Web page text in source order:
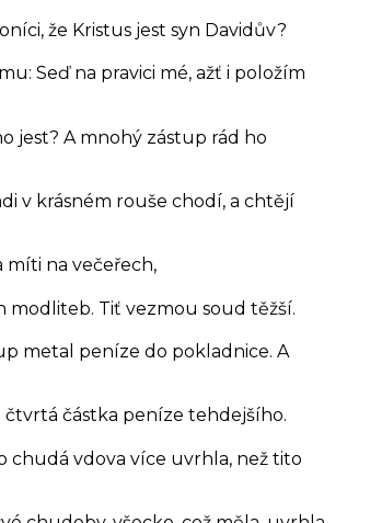
že Kristus jest syn Davidův?
Seď na pravici mé, ažť i položím
jest? A mnohý zástup rád ho
v krásném rouše chodí, a chtějí
míti na večeřech,
modliteb. Tiť vezmou soud těžší.
metal peníze do pokladnice. A
čtvrtá částka peníze tehdejšího.
chudá vdova více uvrhla, než tito